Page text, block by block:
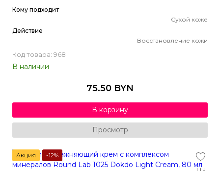
Кому подходит
Сухой коже
Действие
Восстановление кожи
Код товара: 968
В наличии
75.50 BYN
В корзину
Просмотр
Акция -12%